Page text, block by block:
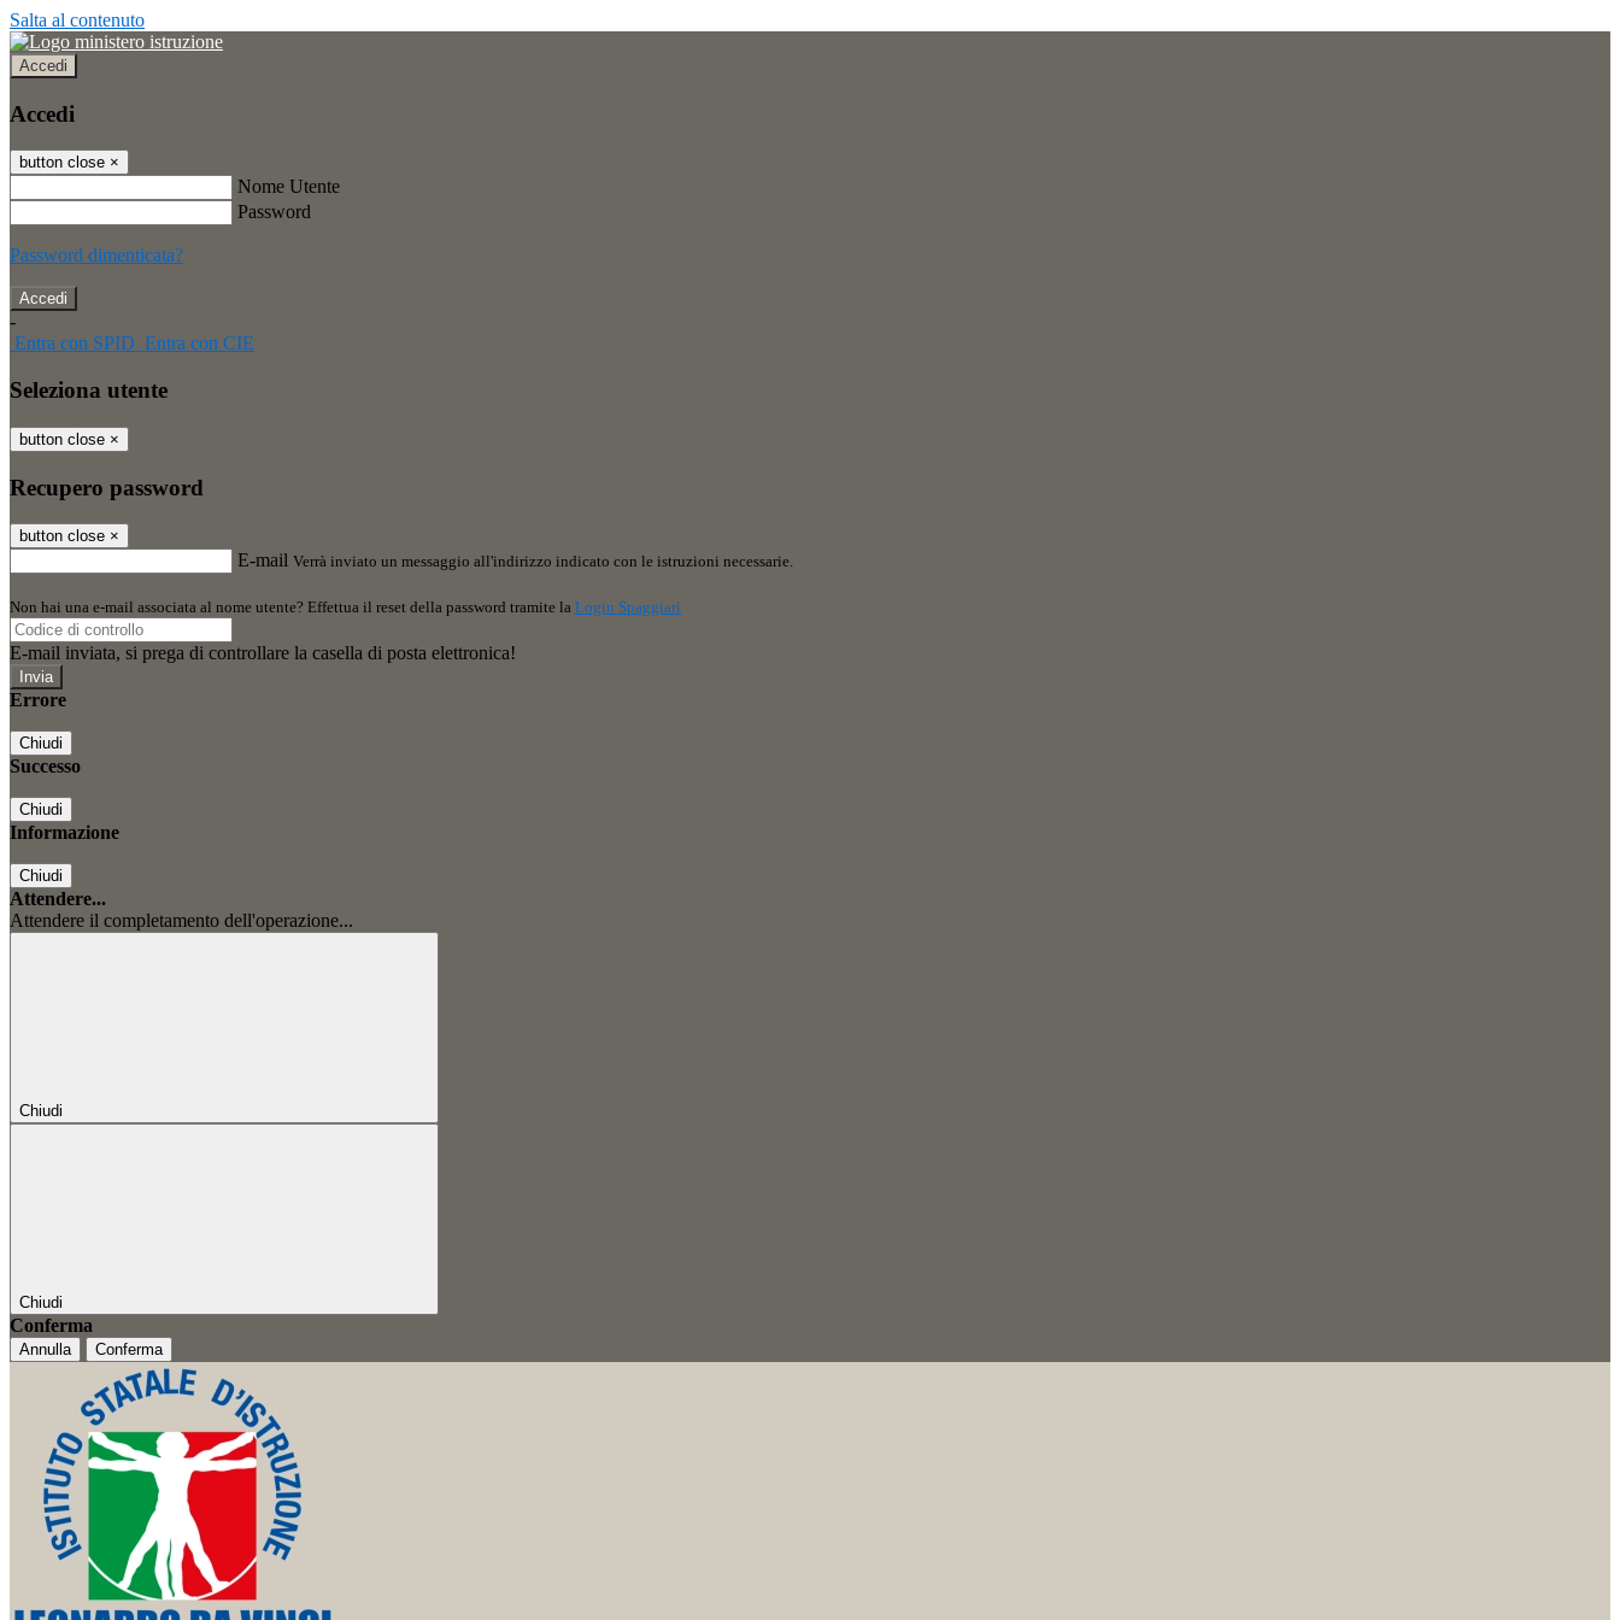
Salta al contenuto
Accedi
Accedi
button close ×
Nome Utente
Password
Password dimenticata?
-
Entra con SPID Entra con CIE
Seleziona utente
button close ×
Recupero password
button close ×
E-mail Verrà inviato un messaggio all'indirizzo indicato con le istruzioni necessarie.
Non hai una e-mail associata al nome utente? Effettua il reset della password tramite la Login Spaggiari
E-mail inviata, si prega di controllare la casella di posta elettronica!
Errore
Chiudi
Successo
Chiudi
Informazione
Chiudi
Attendere...
Attendere il completamento dell'operazione...
Chiudi
Chiudi
Conferma
Annulla Conferma